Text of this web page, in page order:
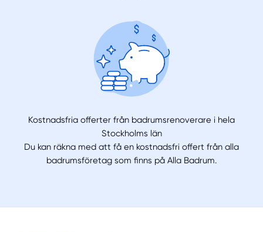
Kostnadsfria offerter från badrumsrenoverare i hela
Stockholms län
Du kan räkna med att få en kostnadsfri offert från alla
badrumsföretag som finns på Alla Badrum.